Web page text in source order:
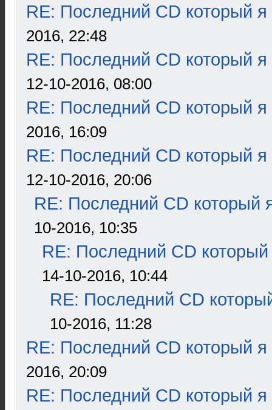
RE: Последний CD который я
2016, 22:48
RE: Последний CD который я
12-10-2016, 08:00
RE: Последний CD который я
2016, 16:09
RE: Последний CD который я
12-10-2016, 20:06
RE: Последний CD который
10-2016, 10:35
RE: Последний CD который
14-10-2016, 10:44
RE: Последний CD
10-2016, 11:28
RE: Последний CD который я
2016, 20:09
RE: Последний CD который я